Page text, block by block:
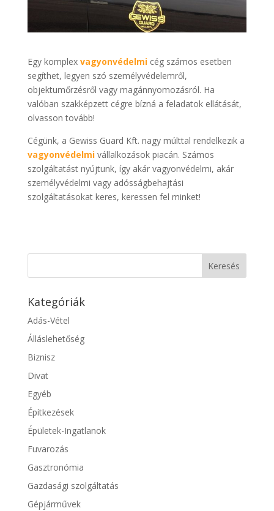
Egy komplex vagyonvédelmicég számos esetben
segíthet, legyen szó személyvédelemről,
objektumőrzésről vagy magánnyomozásról. Ha
valóban szakképzett cégre bízná a feladatok ellátását,
olvasson tovább!
Cégünk, a Gewiss Guard Kft. nagy múlttal rendelkezik a
vagyonvédelmi vállalkozások piacán. Számos
szolgáltatást nyújtunk, így akár vagyonvédelmi, akár
személyvédelmi vagy adósságbehajtási
szolgáltatásokat keres, keressen fel minket!
Kategóriák
Adás-Vétel
Álláslehetőség
Biznisz
Divat
Egyéb
Építkezések
Épületek-Ingatlanok
Fuvarozás
Gasztronómia
Gazdasági szolgáltatás
Gépjárművek